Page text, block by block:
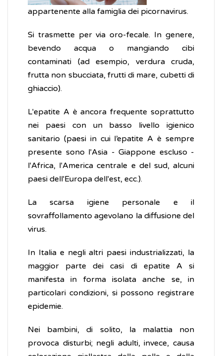
appartenente alla famiglia dei picornavirus.
Si trasmette per via oro-fecale. In genere,
bevendo acqua o mangiando cibi
contaminati (ad esempio, verdura cruda,
frutta non sbucciata, frutti di mare, cubetti di
ghiaccio).
L'epatite A è ancora frequente soprattutto
nei paesi con un basso livello igienico
sanitario (paesi in cui l’epatite A è sempre
presente sono l'Asia - Giappone escluso -
l'Africa, l'America centrale e del sud, alcuni
paesi dell'Europa dell'est, ecc.).
La scarsa igiene personale e il
sovraffollamento agevolano la diffusione del
virus.
In Italia e negli altri paesi industrializzati, la
maggior parte dei casi di epatite A si
manifesta in forma isolata anche se, in
particolari condizioni, si possono registrare
epidemie.
Nei bambini, di solito, la malattia non
provoca disturbi; negli adulti, invece, causa